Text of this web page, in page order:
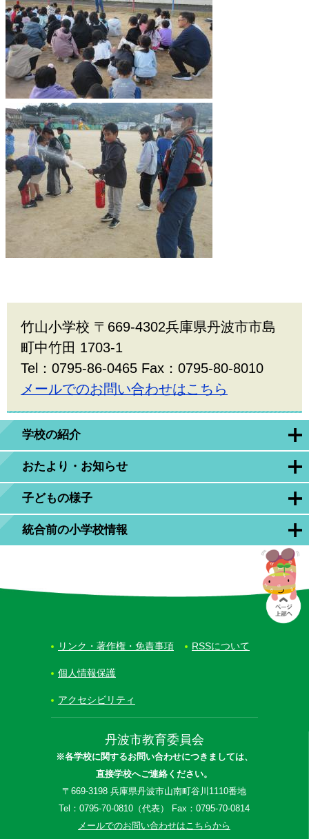
学校の紹介
おたより・お知らせ
子どもの様子
統合前の小学校情報
竹山小学校 〒669-4302兵庫県丹波市市島
町中竹田 1703-1
Tel：0795-86-0465 Fax：0795-80-8010
メールでのお問い合わせはこちら
丹波市教育委員会
※各学校に関するお問い合わせにつきましては、
直接学校へご連絡ください。
〒669-3198 兵庫県丹波市山南町谷川1110番地
Tel：0795-70-0810（代表） Fax：0795-70-0814
メールでのお問い合わせはこちらから
リンク・著作権・免責事項 RSSについて
個人情報保護
アクセシビリティ